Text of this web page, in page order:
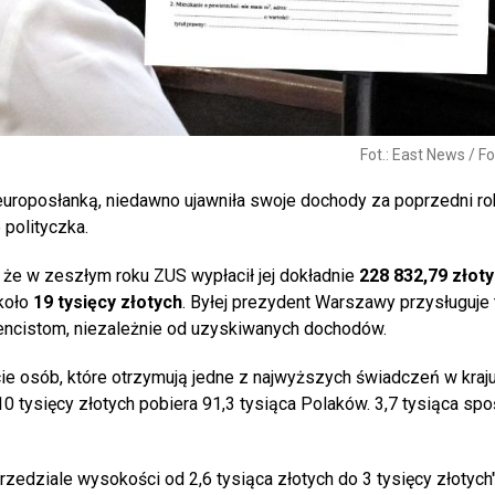
Fot.: East News /
niedawno ujawniła swoje dochody za poprzedni
polityczka.
w zeszłym roku ZUS wypłacił jej dokładnie 228 832,79
19 tysięcy złotych. Byłej prezydent Warszawy
niezależnie od uzyskiwanych dochodów.
osób, które otrzymują jedne z najwyższych świadczeń w
tysięcy złotych pobiera 91,3 tysiąca Polaków. 3,7 tysiąca
wysokości od 2,6 tysiąca złotych do 3 tysięcy